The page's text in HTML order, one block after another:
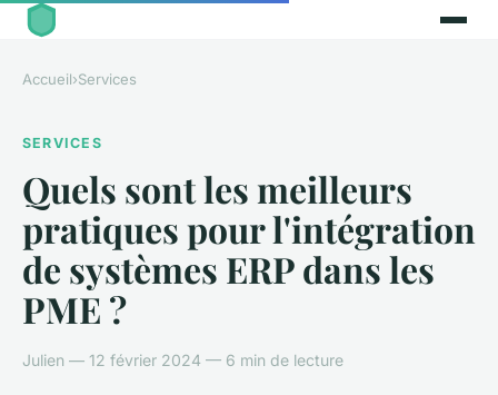
Accueil›Services
SERVICES
Quels sont les meilleurs
pratiques pour l'intégration
de systèmes ERP dans les
PME ?
Julien — 12 février 2024 — 6 min de lecture